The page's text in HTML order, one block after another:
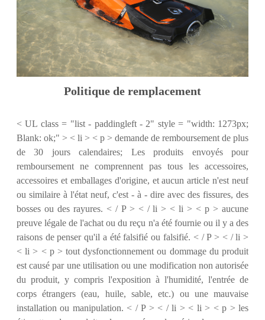
Politique de remplacement
< UL class = "list - paddingleft - 2" style = "width: 1273px;
Blank: ok;" > < li > < p > demande de remboursement de plus
de 30 jours calendaires; Les produits envoyés pour
remboursement ne comprennent pas tous les accessoires,
accessoires et emballages d'origine, et aucun article n'est neuf
ou similaire à l'état neuf, c'est - à - dire avec des fissures, des
bosses ou des rayures. < / P > < / li > < li > < p > aucune
preuve légale de l'achat ou du reçu n'a été fournie ou il y a des
raisons de penser qu'il a été falsifié ou falsifié. < / P > < / li >
< li > < p > tout dysfonctionnement ou dommage du produit
est causé par une utilisation ou une modification non autorisée
du produit, y compris l'exposition à l'humidité, l'entrée de
corps étrangers (eau, huile, sable, etc.) ou une mauvaise
installation ou manipulation. < / P > < / li > < li > < p > les